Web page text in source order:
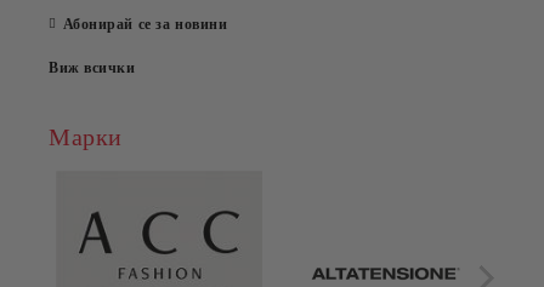
Абонирай се за новини
Виж всички
Марки